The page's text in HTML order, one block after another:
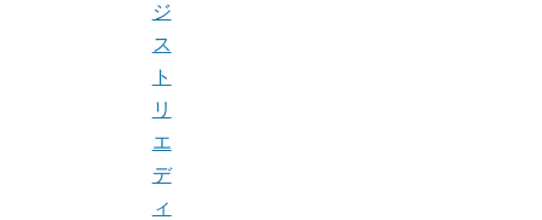
ジ
ス
ト
リ
エ
デ
ィ